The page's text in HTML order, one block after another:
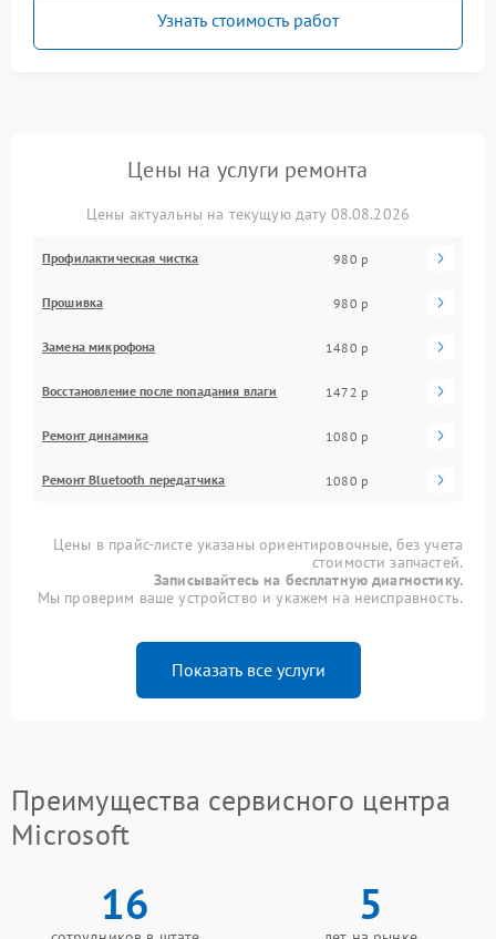
Узнать стоимость работ
Цены на услуги ремонта
Цены актуальны на текущую дату 08.08.2026
Профилактическая чистка 980 р
Прошивка 980 р
Замена микрофона 1480 р
Восстановление после попадания влаги 1472 р
Ремонт динамика 1080 р
Ремонт Bluetooth передатчика 1080 р
Цены в прайс-листе указаны ориентировочные, без учета
стоимости запчастей.
Записывайтесь на бесплатную диагностику.
Мы проверим ваше устройство и укажем на неисправность.
Показать все услуги
Преимущества сервисного центра
Microsoft
16 5